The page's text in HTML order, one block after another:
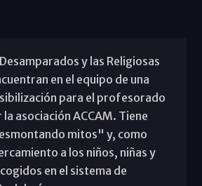
y las Religiosas
en el equipo de una
para el profesorado
asociación ACCAM. Tiene
mitos" y, como
a los niños, niñas y
en el sistema de